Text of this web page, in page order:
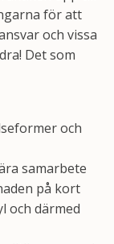
för att
och vissa
Det som
och
samarbete
på kort
och därmed